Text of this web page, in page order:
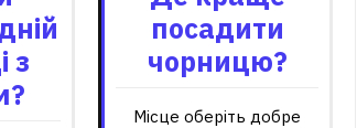
з
посадити
чорницю?
Місце оберіть добре